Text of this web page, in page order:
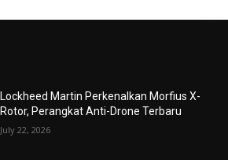
Lockheed Martin Perkenalkan Morfius X-
Rotor, Perangkat Anti-Drone Terbaru
July 22, 2026